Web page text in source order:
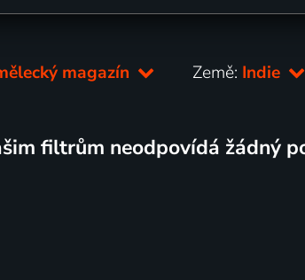
magazín Země: Indie
filtrům neodpovídá žádný